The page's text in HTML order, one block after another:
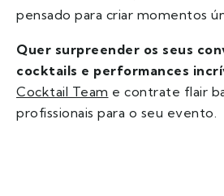
pensado para criar momentos
Quer surpreender os seus
cocktails e performances
Cocktail Team e contrate flair
profissionais para o seu evento.